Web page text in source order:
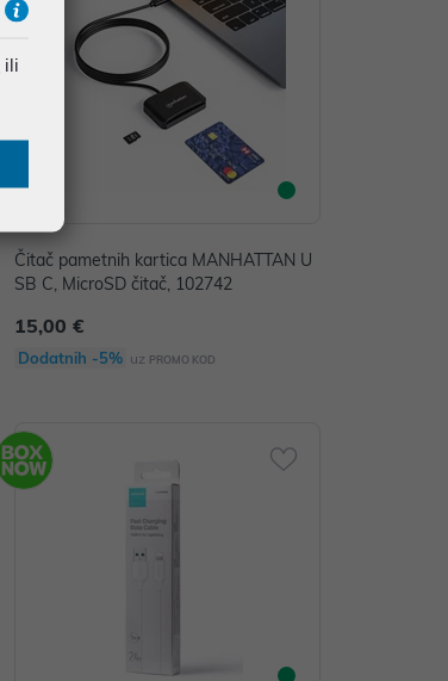
Čitač pametnih kartica MANHATTAN U
SB C, MicroSD čitač, 102742
15,00 €
Dodatnih -5% uz PROMO KOD
ili